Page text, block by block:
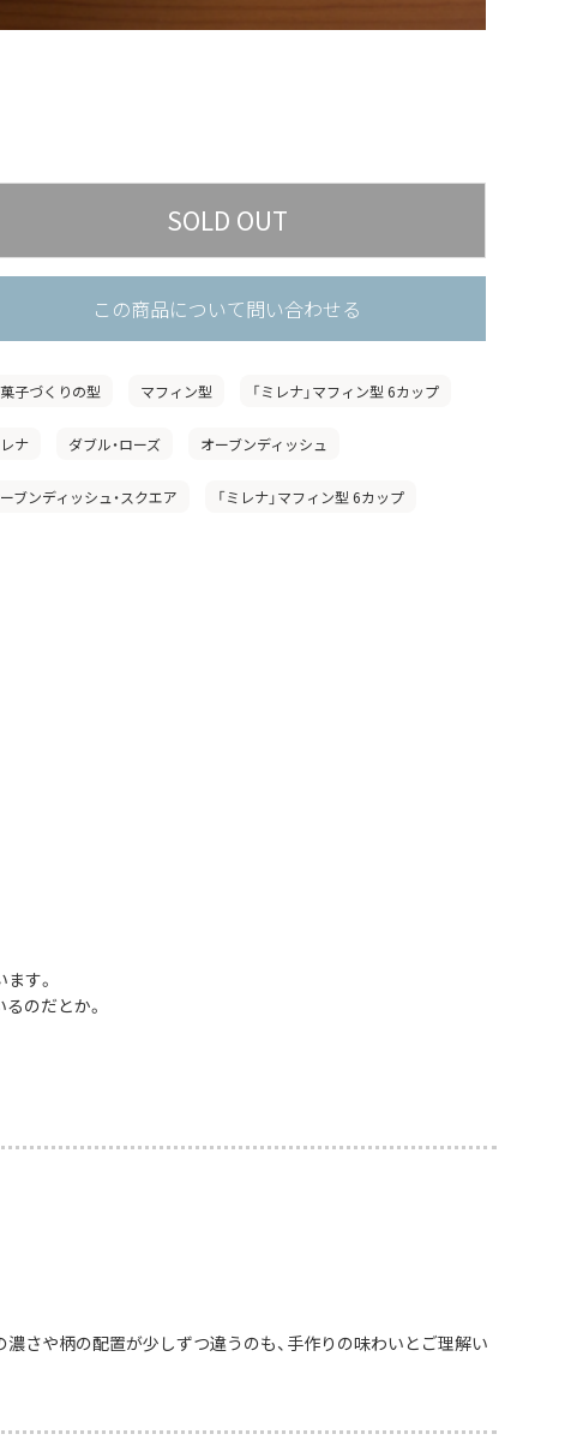
この商品について問い合わせる
子づくりの型 マフィン型 「ミレナ」マフィン型 6カップ
ナ ダブル・ローズ オーブンディッシュ
ブンディッシュ・スクエア 「ミレナ」マフィン型 6カップ
す。
のだとか。
さや柄の配置が少しずつ違うのも、手作りの味わいとご理解い